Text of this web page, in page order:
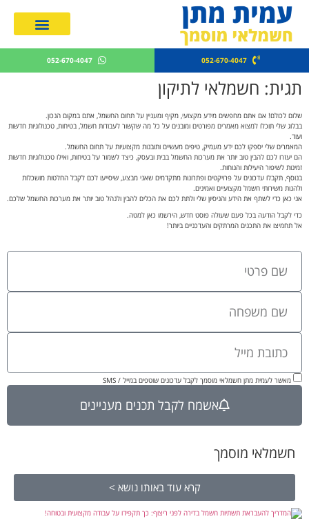
052-670-4047
052-670-4047
תגית: חשמלאי לתיקון
שלום לכולם! אם אתם מחפשים מידע מקצועי, מקיף ומעניין על תחום החשמל, אתם במקום הנכון.
בבלוג שלי תוכלו למצוא מאמרים מפורטים ומובנים על כל מה שקשור לעבודות חשמל, בטיחות, טכנולוגיות חדשות
ועוד.
המאמרים שלי יספקו לכם ידע מעמיק, טיפים מעשיים ותובנות מקצועיות על תחום החשמל.
הם יעזרו לכם להבין טוב יותר את מערכות החשמל בבית ובעסק, כיצד לשמור על בטיחות, ואילו טכנולוגיות חדשות
זמינות לשיפור היעילות והנוחות.
בנוסף, תקבלו עדכונים על פרויקטים ופתרונות מתקדמים שאני מבצע, שיסייעו לכם לקבל החלטות מושכלות
ולהנות משירותי חשמל מקצועיים ואמינים.
אני כאן כדי לשתף את הידע והניסיון שלי ולתת לכם את הכלים להבין ולנהל טוב יותר את מערכות החשמל שלכם.
כדי לקבל הודעה בכל פעם שעולה פוסט חדש, הירשמו כאן למטה.
אל תחמיצו את התכנים המרתקים והעדכניים ביותר!
מאשר לעמית מתן חשמלאי מוסמך לקבל עדכונים שוטפים במייל / SMS
אשמח לקבל תכנים מעניינים
חשמלאי מוסמך
קרא עוד באותו נושא >